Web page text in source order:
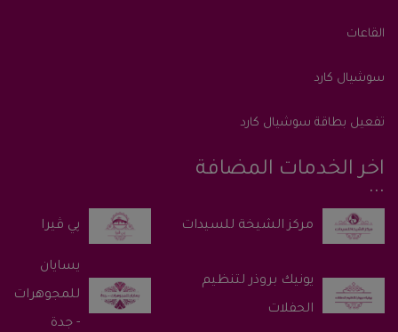
القاعات
سوشيال كارد
تفعيل بطاقة سوشيال كارد
اخر الخدمات المضافة
پي ڤيرا
يونيك بروذر لتنظيم
الحفلات
يسايان
للمجوهرات
- جدة